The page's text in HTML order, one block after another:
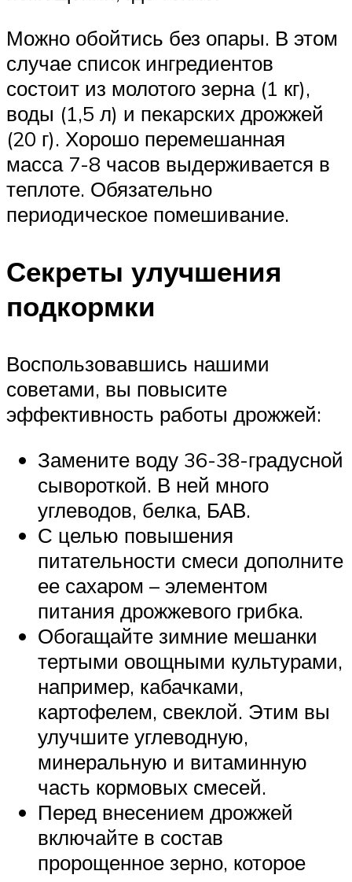
Можно обойтись без опары. В этом
случае список ингредиентов
состоит из молотого зерна (1 кг),
воды (1,5 л) и пекарских дрожжей
(20 г). Хорошо перемешанная
масса 7-8 часов выдерживается в
теплоте. Обязательно
периодическое помешивание.
Секреты улучшения
подкормки
Воспользовавшись нашими
советами, вы повысите
эффективность работы дрожжей:
Замените воду 36-38-градусной
сывороткой. В ней много
углеводов, белка, БАВ.
С целью повышения
питательности смеси дополните
ее сахаром – элементом
питания дрожжевого грибка.
Обогащайте зимние мешанки
тертыми овощными культурами,
например, кабачками,
картофелем, свеклой. Этим вы
улучшите углеводную,
минеральную и витаминную
часть кормовых смесей.
Перед внесением дрожжей
включайте в состав
пророщенное зерно, которое